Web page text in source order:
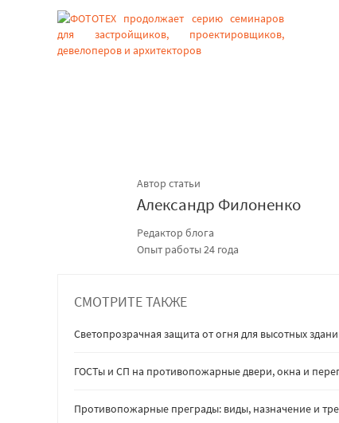
Автор статьи
Александр Филоненко
Редактор блога
Опыт работы 24 года
СМОТРИТЕ ТАКЖЕ
Светопрозрачная защита от огня для высотных
ГОСТы и СП на противопожарные двери, окна и
Противопожарные преграды: виды, назначение и